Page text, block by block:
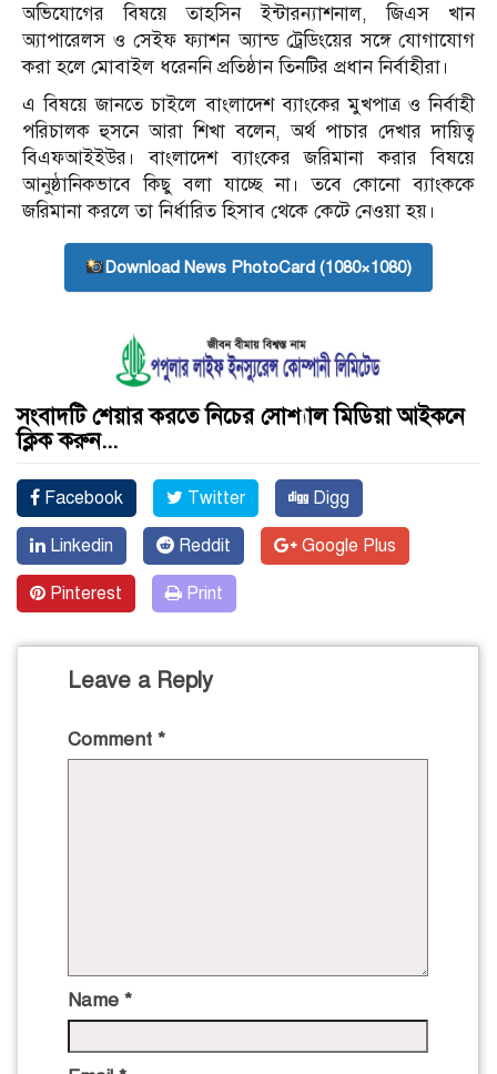
অভিযোগের বিষয়ে তাহসিন ইন্টারন্যাশনাল, জিএস খান
অ্যাপারেলস ও সেইফ ফ্যাশন অ্যান্ড ট্রেডিংয়ের সঙ্গে যোগাযোগ
করা হলে মোবাইল ধরেননি প্রতিষ্ঠান তিনটির প্রধান নির্বাহীরা।
এ বিষয়ে জানতে চাইলে বাংলাদেশ ব্যাংকের মুখপাত্র ও নির্বাহী
পরিচালক হুসনে আরা শিখা বলেন, অর্থ পাচার দেখার দায়িত্ব
বিএফআইইউর। বাংলাদেশ ব্যাংকের জরিমানা করার বিষয়ে
আনুষ্ঠানিকভাবে কিছু বলা যাচ্ছে না। তবে কোনো ব্যাংককে
জরিমানা করলে তা নির্ধারিত হিসাব থেকে কেটে নেওয়া হয়।
Download News PhotoCard (1080×1080)
সংবাদটি শেয়ার করতে নিচের সোশ্যাল মিডিয়া আইকনে
ক্লিক করুন...
Facebook Twitter Digg
Linkedin Reddit Google Plus
Pinterest Print
Leave a Reply
Comment *
Name *